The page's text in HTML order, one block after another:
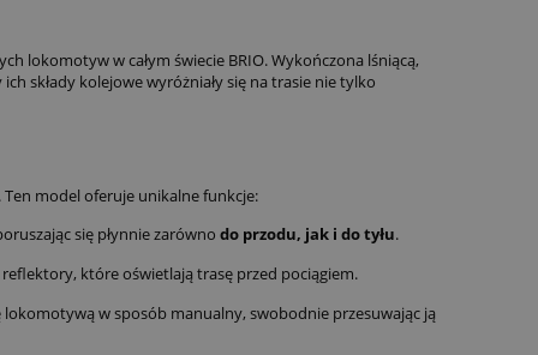
lokomotyw w całym świecie BRIO. Wykończona lśniącą,
składy kolejowe wyróżniały się na trasie nie tylko
model oferuje unikalne funkcje:
się płynnie zarówno do przodu, jak i do tyłu.
reflektory, które oświetlają trasę przed pociągiem.
lokomotywą w sposób manualny, swobodnie przesuwając ją